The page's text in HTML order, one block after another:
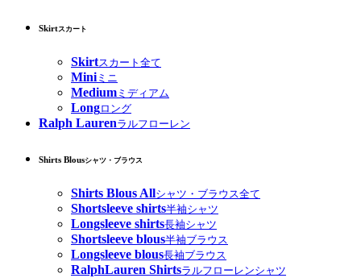
Skirtスカート
Skirtスカート全て
Miniミニ
Medium ミディアム
Longロング
Ralph Laurenラルフローレン
Shirts Blousシャツ・ブラウス
Shirts Blous Allシャツ・ブラウス全て
Shortsleeve shirts半袖シャツ
Longsleeve shirts長袖シャツ
Shortsleeve blous半袖ブラウス
Longsleeve blous長袖ブラウス
RalphLauren Shirtsラルフローレンシャツ